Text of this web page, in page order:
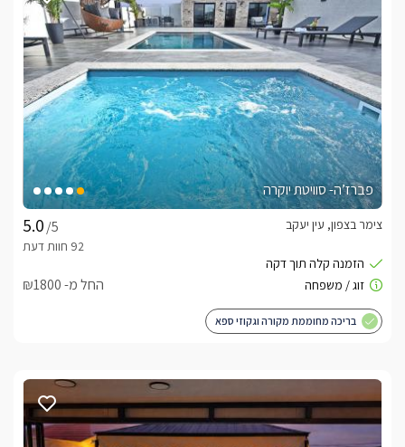
פברז’ה- סוויטת יוקרה
/5
צימר בצפון, עין יעקב
החל מ- ₪1800
בריכה מחוממת מקורה וגקוזי ספא